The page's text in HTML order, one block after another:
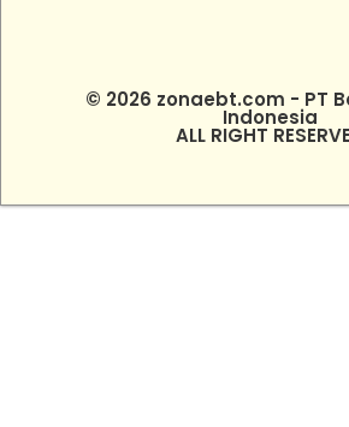
© 2026 zonaebt.com - PT
Indonesia
ALL RIGHT